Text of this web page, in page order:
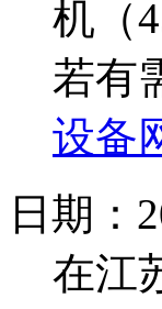
机（
若有
设备
日期：
在江